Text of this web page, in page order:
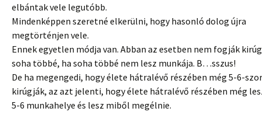
elbántak vele legutóbb.
Mindenképpen szeretné elkerülni, hogy hasonló dolog újra
megtörténjen vele.
Ennek egyetlen módja van. Abban az esetben nem fogják
soha többé, ha soha többé nem lesz munkája. B…sszus!
De ha megengedi, hogy élete hátralévő részében még 5-6-szor
kirúgják, az azt jelenti, hogy élete hátralévő részében még
5-6 munkahelye és lesz miből megélnie.